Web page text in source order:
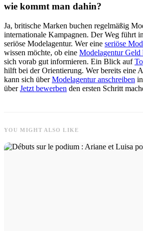
wie kommt man dahin?
Ja, britische Marken buchen regelmäßig
internationale Kampagnen. Der Weg führt
seriöse Modelagentur. Wer eine seriöse
wissen möchte, ob eine Modelagentur Geld
sich vorab gut informieren. Ein Blick auf
hilft bei der Orientierung. Wer bereits eine
kann sich überModelagentur anschreiben
überJetzt bewerben den ersten Schritt
YOU MIGHT ALSO LIKE